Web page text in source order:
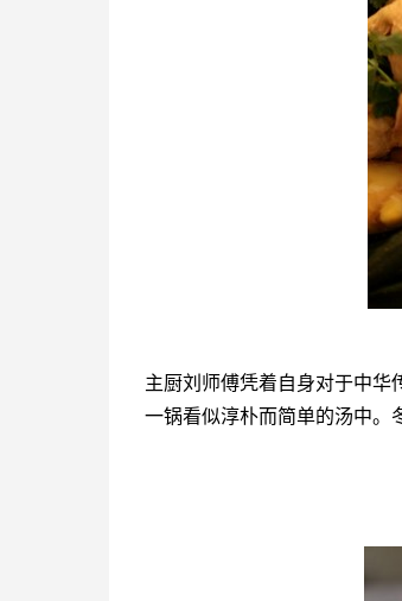
主厨刘师傅凭着自身对于中华
一锅看似淳朴而简单的汤中。